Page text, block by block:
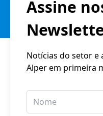
Assine
Notícias do setor e
Alper em primeira